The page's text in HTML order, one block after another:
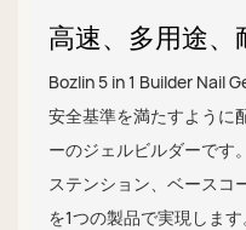
高速、多用途、
Bozlin 5 in 1 Builder Nail
安全基準を満たすように
ーのジェルビルダーです
ステンション、ベースコ
を1つの製品で実現しま